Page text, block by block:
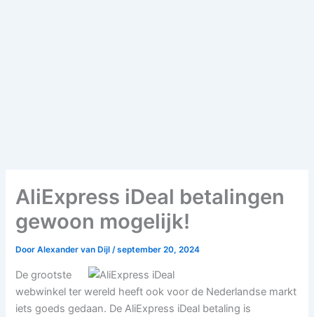
AliExpress iDeal betalingen
gewoon mogelijk!
DoorAlexander van Dijl/september 20, 2024
De grootste
webwinkel ter wereld heeft ook voor de Nederlandse markt
iets goeds gedaan. De AliExpress iDeal betaling is